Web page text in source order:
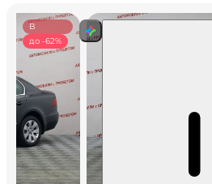
В
наличии
до -62%